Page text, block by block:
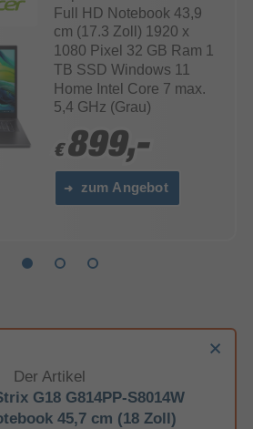
Full HD Notebook 43,9
cm (17.3 Zoll) 1920 x
1080 Pixel 32 GB Ram 1
TB SSD Windows 11
Home Intel Core 7 max.
5,4 GHz (Grau)
€ 899,-
€ 899,-
zum Angebot
Der Artikel
G18 G814PP-S8014W
45,7 cm (18 Zoll)